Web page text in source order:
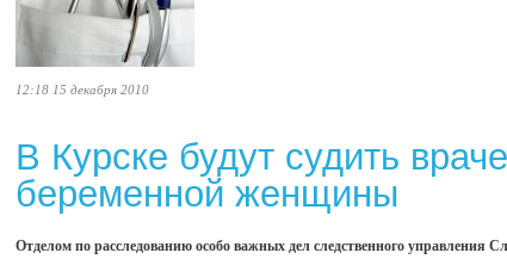
12:18 15 декабря 2010
В Курске будут судить
беременной женщины
Отделом по расследованию особо важных дел следственного управления